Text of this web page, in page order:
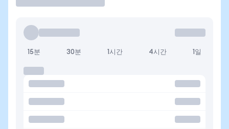
15분 30분 1시간 4시간 1일